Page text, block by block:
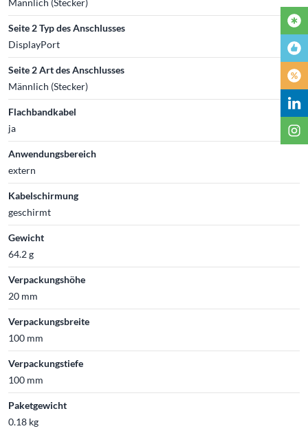
Seite 2 Typ des Anschlusses
DisplayPort
Seite 2 Art des Anschlusses
Männlich (Stecker)
Flachbandkabel
ja
Anwendungsbereich
extern
Kabelschirmung
geschirmt
Gewicht
64.2 g
Verpackungshöhe
20 mm
Verpackungsbreite
100 mm
Verpackungstiefe
100 mm
Paketgewicht
0.18 kg